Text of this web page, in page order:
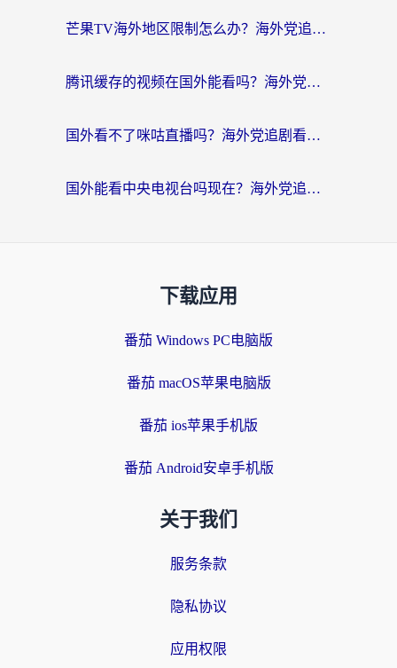
芒果TV海外地区限制怎么办？海外党追剧看片的实用加速器选择指南
腾讯缓存的视频在国外能看吗？海外党追剧看片的终极解决方案
国外看不了咪咕直播吗？海外党追剧看片的加速器选择指南
国外能看中央电视台吗现在？海外党追剧看央视的实用指南
下载应用
番茄 Windows PC电脑版
番茄 macOS苹果电脑版
番茄 ios苹果手机版
番茄 Android安卓手机版
关于我们
服务条款
隐私协议
应用权限